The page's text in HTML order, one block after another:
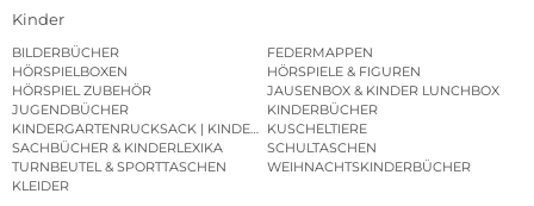
Kinder
BILDERBÜCHER
FEDERMAPPEN
HÖRSPIELBOXEN
HÖRSPIELE & FIGUREN
HÖRSPIEL ZUBEHÖR
JAUSENBOX & KINDER LUNCHBOX
JUGENDBÜCHER
KINDERBÜCHER
KINDERGARTENRUCKSACK | KINDERGARTENBEUTEL
KUSCHELTIERE
SACHBÜCHER & KINDERLEXIKA
SCHULTASCHEN
TURNBEUTEL & SPORTTASCHEN
WEIHNACHTSKINDERBÜCHER
KLEIDER